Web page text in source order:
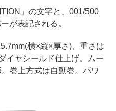
」の文字と、001/500
が表記される。
横×縦×厚さ)、重さは
イヤシールド仕上げ。ムー
巻上方式は自動巻。パワ